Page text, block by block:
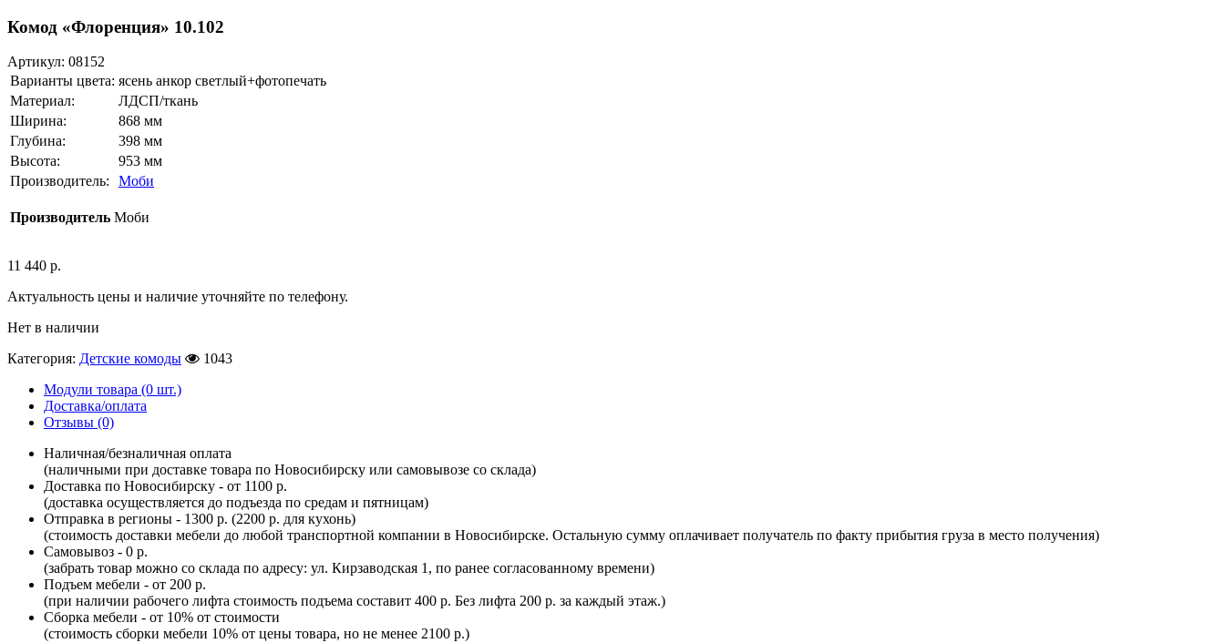
Комод «Флоренция» 10.102
Артикул: 08152
Варианты цвета: ясень анкор светлый+фотопечать
Материал:
ЛДСП/ткань
Ширина:
868 мм
Глубина:
398 мм
Высота:
953 мм
Производитель:
Моби
Производитель Моби
11 440 р.
Актуальность цены и наличие уточняйте по телефону.
Нет в наличии
Категория: Детские комоды
1043
Модули товара (0 шт.)
Доставка/оплата
Отзывы (0)
Наличная/безналичная оплата
(наличными при доставке товара по Новосибирску или самовывозе со склада)
Доставка по Новосибирску - от 1100 р.
(доставка осуществляется до подъезда по средам и пятницам)
Отправка в регионы - 1300 р. (2200 р. для кухонь)
(стоимость доставки мебели до любой транспортной компании в Новосибирске. Остальную сумму оплачивает получатель по факту прибытия груза в место получения)
Самовывоз - 0 р.
(забрать товар можно со склада по адресу: ул. Кирзаводская 1, по ранее согласованному времени)
Подъем мебели - от 200 р.
(при наличии рабочего лифта стоимость подъема составит 400 р. Без лифта 200 р. за каждый этаж.)
Сборка мебели - от 10% от стоимости
(стоимость сборки мебели 10% от цены товара, но не менее 2100 р.)